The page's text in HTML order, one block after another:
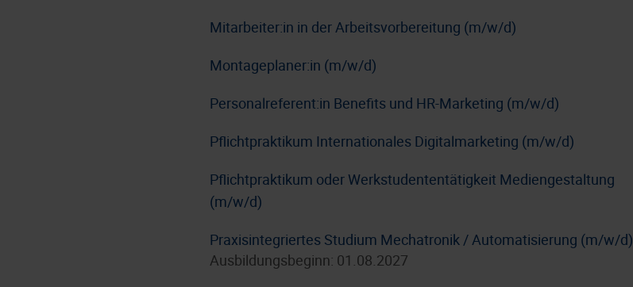
Mitarbeiter:in in der Arbeitsvorbereitung (m/w/d)
Montageplaner:in (m/w/d)
Personalreferent:in Benefits und HR-Marketing (m/w/d)
Pflichtpraktikum Internationales Digitalmarketing (m/w/d)
Pflichtpraktikum oder Werkstudententätigkeit Mediengestaltung
(m/w/d)
Praxisintegriertes Studium Mechatronik / Automatisierung (m/w/d)
Ausbildungsbeginn: 01.08.2027